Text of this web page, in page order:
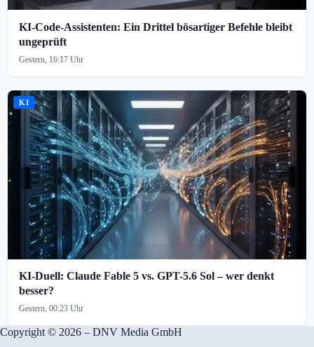
KI-Code-Assistenten: Ein Drittel bösartiger Befehle bleibt
ungeprüft
Gestern, 16:17 Uhr
KI
KI-Duell: Claude Fable 5 vs. GPT-5.6 Sol – wer denkt
besser?
Gestern, 00:23 Uhr
Copyright © 2026 – DNV Media GmbH